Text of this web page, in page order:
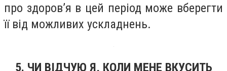
про здоров’я в цей період може вберегти
її від можливих ускладнень.
5. ЧИ ВІДЧУЮ Я, КОЛИ МЕНЕ ВКУСИТЬ